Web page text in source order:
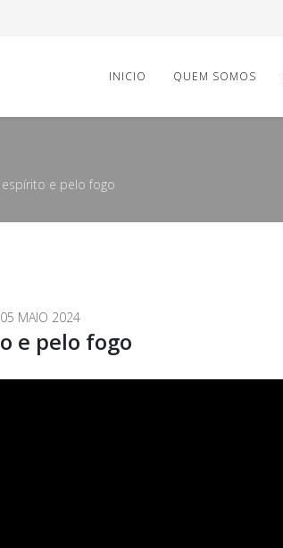
INICIO QUEM SOMOS
e pelo fogo
05 MAIO 2024
e pelo fogo